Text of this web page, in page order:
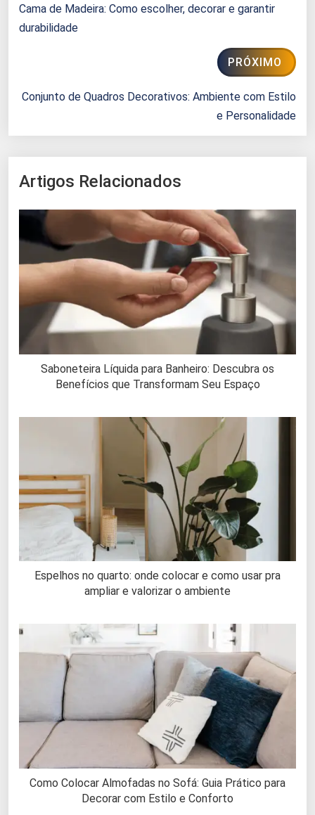
Cama de Madeira: Como escolher, decorar e garantir
durabilidade
PRÓXIMO
Conjunto de Quadros Decorativos: Ambiente com Estilo
e Personalidade
Artigos Relacionados
Saboneteira Líquida para Banheiro: Descubra os
Benefícios que Transformam Seu Espaço
Espelhos no quarto: onde colocar e como usar pra
ampliar e valorizar o ambiente
Como Colocar Almofadas no Sofá: Guia Prático para
Decorar com Estilo e Conforto